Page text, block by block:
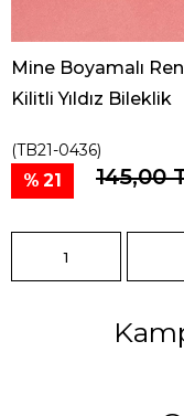
Mine Boyamalı
Kilitli Yıldız Bileklik
(TB21-0436)
21 145,00